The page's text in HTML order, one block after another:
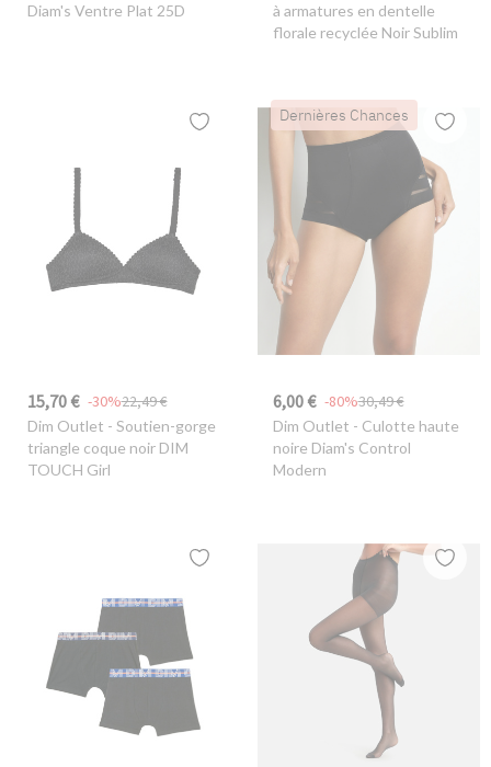
Diam's Ventre Plat 25D
à armatures en dentelle
florale recyclée Noir Sublim
15,70 € 22,49 €
-30%
Dim Outlet - Soutien-gorge
triangle coque noir DIM
TOUCH Girl
Dernières Chances
6,00 € 30,49 €
-80%
Dim Outlet - Culotte haute
noire Diam's Control
Modern